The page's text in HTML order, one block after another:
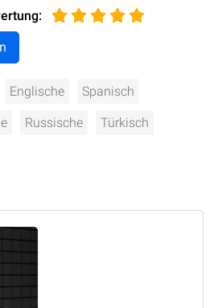
:
Englische Spanisch
Russische Türkisch